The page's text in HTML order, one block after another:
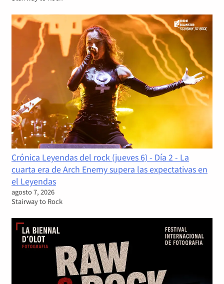
Crónica Leyendas del rock (jueves 6) - Día 2 - La
cuarta era de Arch Enemy supera las expectativas en
el Leyendas
agosto 7, 2026
Stairway to Rock